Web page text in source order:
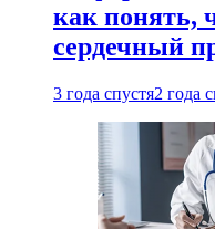
как понять,
сердечный
3 года спустя2 года